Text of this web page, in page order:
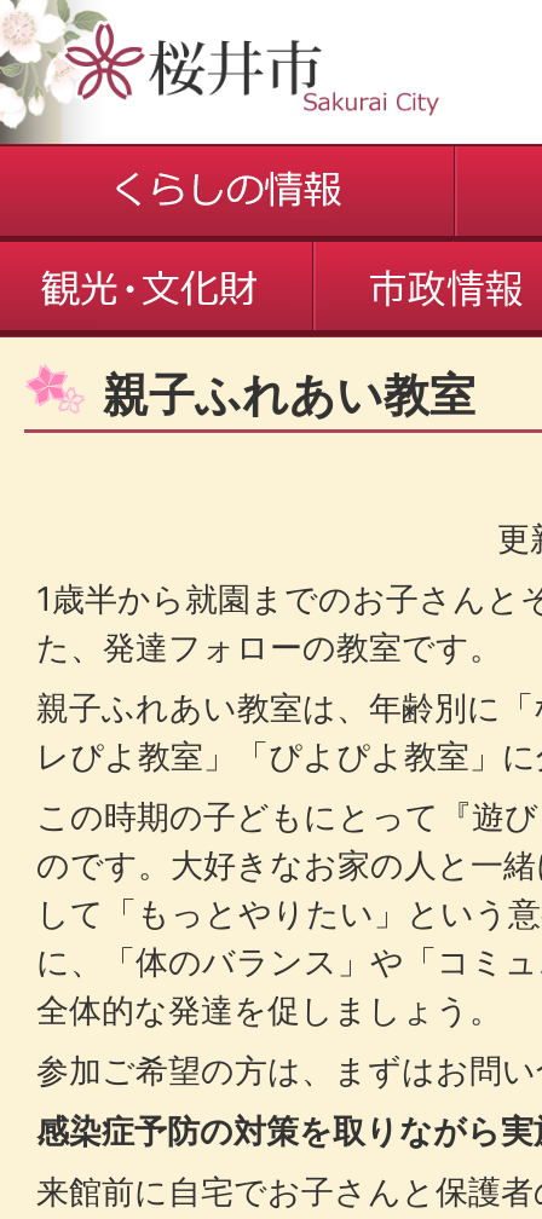
親子ふれあい教室
更
1歳半から就園までのお子さんと
た、発達フォローの教室です。
親子ふれあい教室は、年齢別に
レぴよ教室」「ぴよぴよ教室」
この時期の子どもにとって『遊
のです。大好きなお家の人と一
して「もっとやりたい」という
に、「体のバランス」や「コミ
全体的な発達を促しましょう。
参加ご希望の方は、まずはお問
感染症予防の対策を取りながら
来館前に自宅でお子さんと保護